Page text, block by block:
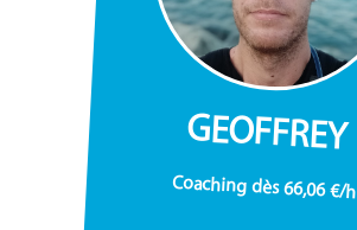
GEOFFREY
Coaching dès 66,06 €/h